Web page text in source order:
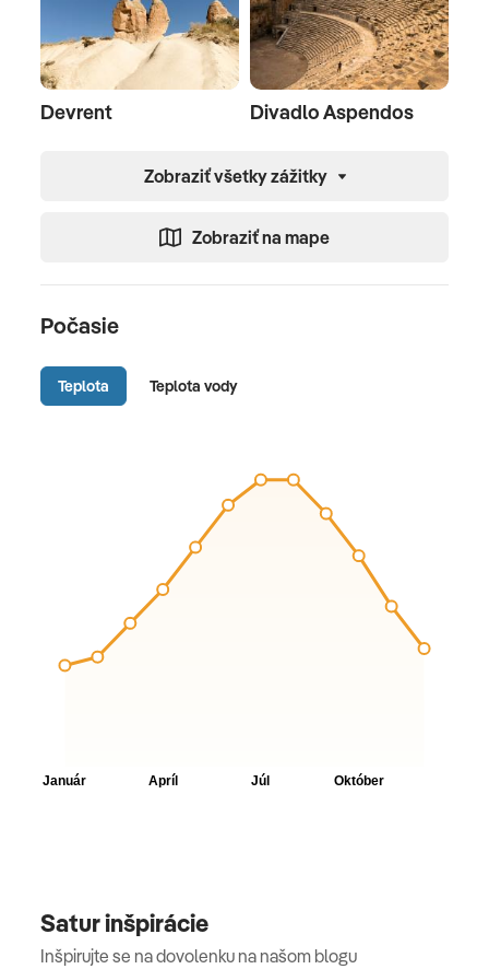
Devrent Divadlo Aspendos
Zobraziť všetky zážitky
Zobraziť na mape
Počasie
Teplota Teplota vody
Satur inšpirácie
Inšpirujte se na dovolenku na našom blogu